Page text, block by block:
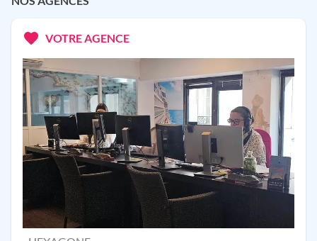
VOTRE AGENCE